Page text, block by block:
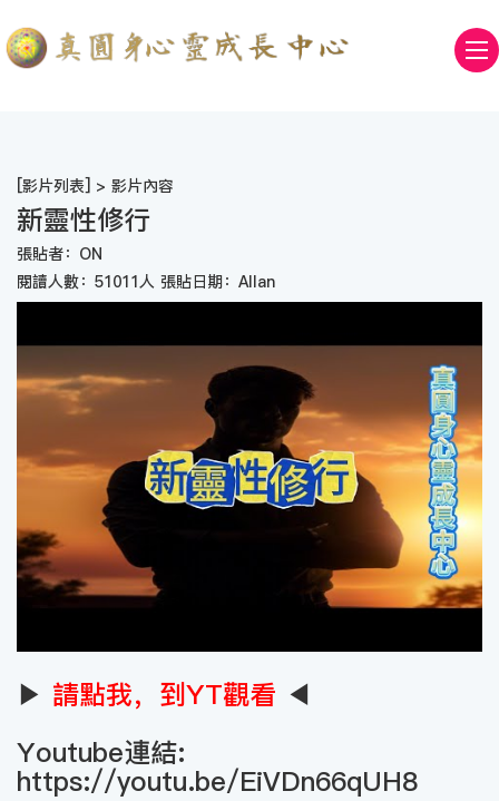
[影片列表] > 影片內容
新靈性修行
張貼者：ON
閱讀人數：51011人 張貼日期：Allan
▶ 請點我，到YT觀看 ◀
Youtube連結:
https://youtu.be/EiVDn66qUH8